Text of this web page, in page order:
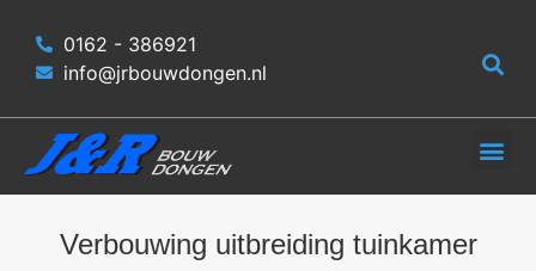
0162 - 386921
info@jrbouwdongen.nl
Verbouwing uitbreiding tuinkamer